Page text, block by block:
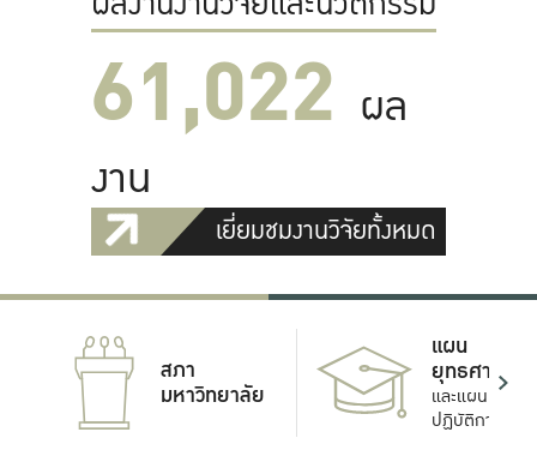
61,022 ผล
งาน
เยี่ยมชมงานวิจัยทั้งหมด
สภา
มหาวิทยาลัย
แผน
ยุทธศาสตร์
และแผน
ปฏิบัติการ